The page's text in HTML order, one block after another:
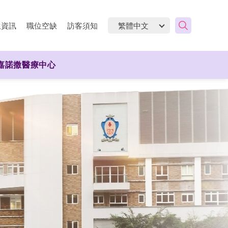
訊 職位空缺 訪客須知
諾撒醫療中心